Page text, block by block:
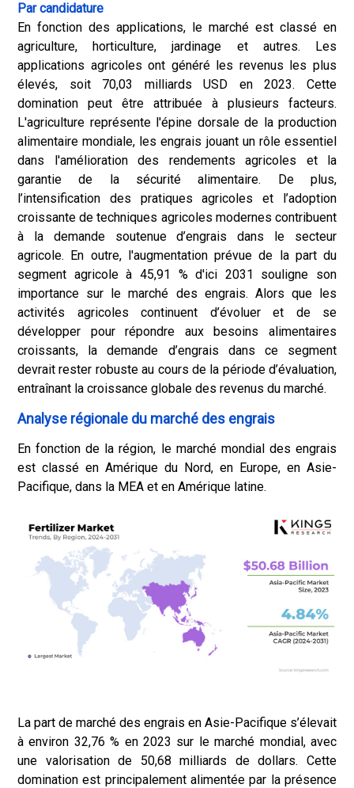
Par candidature
En fonction des applications, le marché est classé en
agriculture, horticulture, jardinage et autres. Les
applications agricoles ont généré les revenus les plus
élevés, soit 70,03 milliards USD en 2023. Cette
domination peut être attribuée à plusieurs facteurs.
L'agriculture représente l'épine dorsale de la production
alimentaire mondiale, les engrais jouant un rôle essentiel
dans l'amélioration des rendements agricoles et la
garantie de la sécurité alimentaire. De plus,
l’intensification des pratiques agricoles et l’adoption
croissante de techniques agricoles modernes contribuent
à la demande soutenue d’engrais dans le secteur
agricole. En outre, l'augmentation prévue de la part du
segment agricole à 45,91 % d'ici 2031 souligne son
importance sur le marché des engrais. Alors que les
activités agricoles continuent d’évoluer et de se
développer pour répondre aux besoins alimentaires
croissants, la demande d’engrais dans ce segment
devrait rester robuste au cours de la période d’évaluation,
entraînant la croissance globale des revenus du marché.
Analyse régionale du marché des engrais
En fonction de la région, le marché mondial des engrais
est classé en Amérique du Nord, en Europe, en Asie-
Pacifique, dans la MEA et en Amérique latine.
La part de marché des engrais en Asie-Pacifique s’élevait
à environ 32,76 % en 2023 sur le marché mondial, avec
une valorisation de 50,68 milliards de dollars. Cette
domination est principalement alimentée par la présence